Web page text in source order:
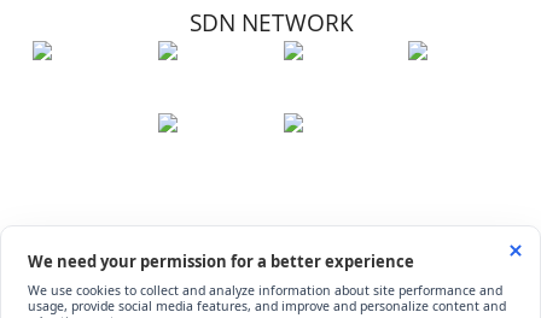
SDN NETWORK